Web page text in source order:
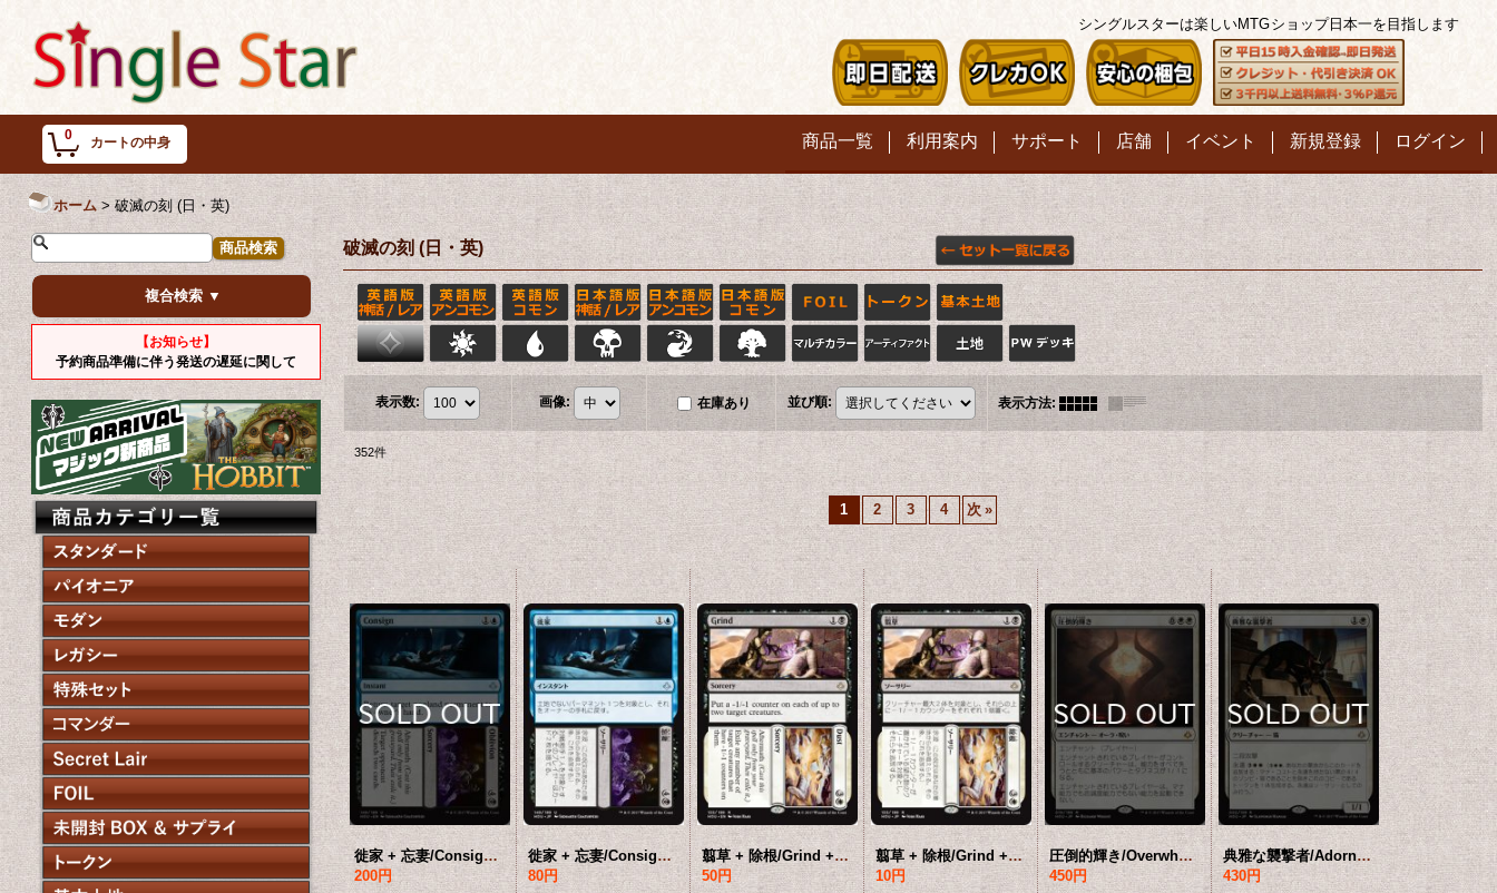
0 カートの中身
シングルスターは楽しいMTGショップ日本一を目指します
ログイン
新規登録
イベント
店舗
サポート
利用案内
商品一覧
ホーム > 破滅の刻 (日・英)
複合検索 ▼
【お知らせ】
予約商品準備に伴う発送の遅延に関して
破滅の刻 (日・英)
表示数: 画像: 在庫あり 並び順: 表示方法:
352件
1 2 3 4 次 »
徙家 + 忘妻/Consign + Oblivion 【英語版】 [HOU-金U]
200円
徙家 + 忘妻/Consign + Oblivion 【日本語版】 [HOU-金U]
80円
翦草 + 除根/Grind + Dust 【英語版】 [HOU-金R]
50円
翦草 + 除根/Grind + Dust 【日本語版】 [HOU-金R]
10円
圧倒的輝き/Overwhelming Splendor 【日本語版】 [HOU-白MR]
450円
典雅な襲撃者/Adorned Pouncer 【日本語版】 [HOU-白R]
430円